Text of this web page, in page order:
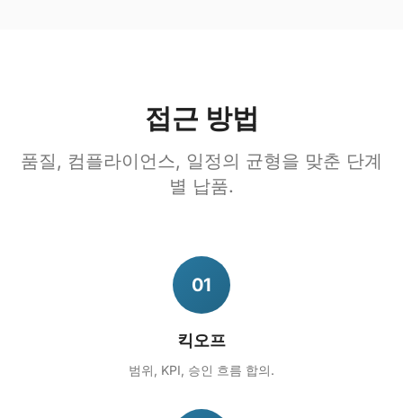
접근 방법
품질, 컴플라이언스, 일정의 균형을 맞춘 단계
별 납품.
01
킥오프
범위, KPI, 승인 흐름 합의.